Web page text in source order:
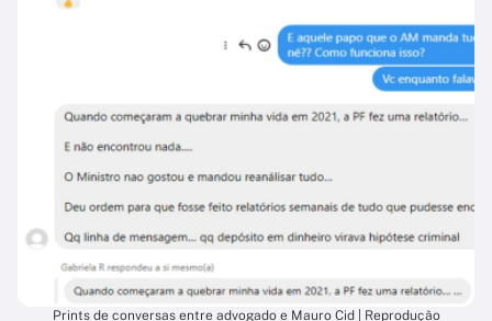
Prints de conversas entre advogado e Mauro Cid | Reprodução